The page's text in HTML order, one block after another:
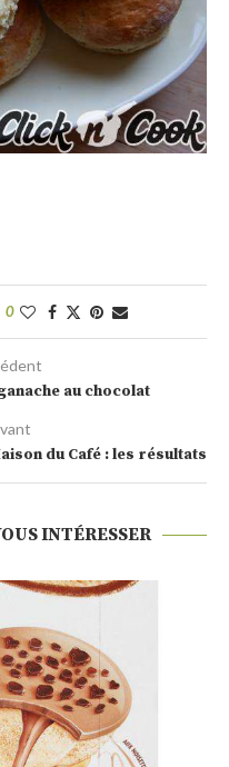
0
au chocolat
du Café : les résultats
INTÉRESSER